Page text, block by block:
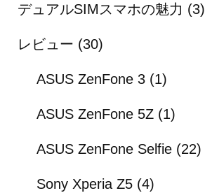
デュアルSIMスマホの魅力 (3)
レビュー (30)
ASUS ZenFone 3 (1)
ASUS ZenFone 5Z (1)
ASUS ZenFone Selfie (22)
Sony Xperia Z5 (4)